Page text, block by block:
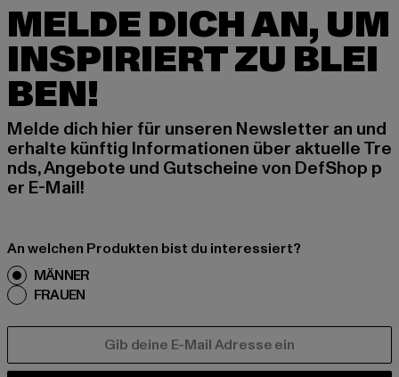
MELDE DICH AN, UM
INSPIRIERT ZU BLEI
BEN!
Melde dich hier für unseren Newsletter an und
erhalte künftig Informationen über aktuelle Tre
nds, Angebote und Gutscheine von DefShop p
er E-Mail!
An welchen Produkten bist du interessiert?
MÄNNER
FRAUEN